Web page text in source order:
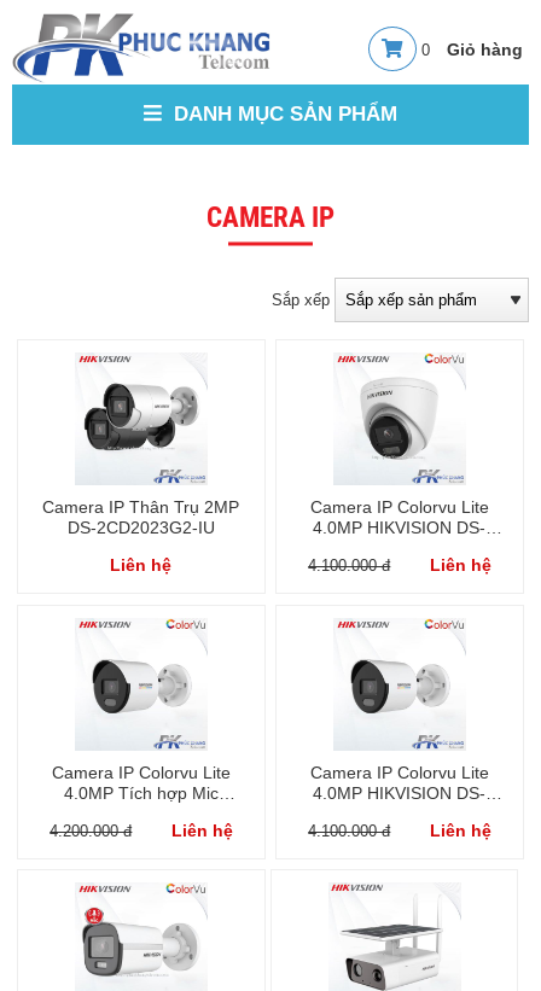
0
DANH MỤC SẢN PHẨM
CAMERA IP
Sắp xếp
Camera IP Thân Trụ 2MP
DS-2CD2023G2-IU
Liên hệ
Camera IP Colorvu Lite
4.0MP HIKVISION DS-
4.100.000 đ Liên hệ
Camera IP Colorvu Lite
4.0MP Tích hợp Mic
LUF
4.200.000 đ Liên hệ
Camera IP Colorvu Lite
4.0MP HIKVISION DS-
4.100.000 đ Liên hệ